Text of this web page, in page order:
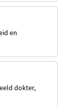
en
dokter,